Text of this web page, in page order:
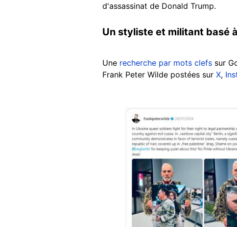
d'assassinat de Donald Trump.
Un styliste et militant basé
Une recherche par mots clefs sur
Frank Peter Wilde postées sur X,